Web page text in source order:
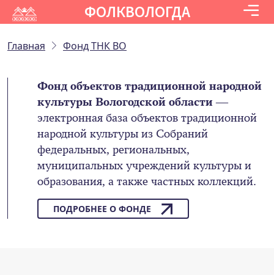
ФОЛКВОЛОГДА
Главная Фонд ТНК ВО
Фонд объектов традиционной народной
культуры Вологодской области—
электронная база объектов традиционной
народной культуры из Собраний
федеральных, региональных,
муниципальных учреждений культуры и
образования, а также частных коллекций.
ПОДРОБНЕЕ О ФОНДЕ